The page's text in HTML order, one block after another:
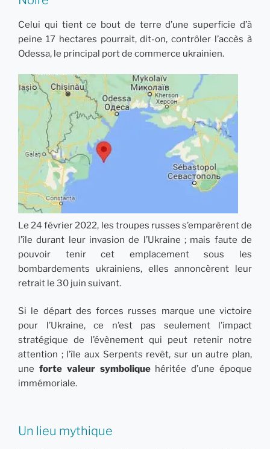
Celui qui tient ce bout de terre d’une superficie d’à
peine 17 hectares pourrait, dit-on, contrôler l’accès à
Odessa, le principal port de commerce ukrainien.
Le 24 février 2022, les troupes russes s’emparèrent de
l’île durant leur invasion de l’Ukraine ; mais faute de
pouvoir tenir cet emplacement sous les
bombardements ukrainiens, elles annoncèrent leur
retrait le 30 juin suivant.
Si le départ des forces russes marque une victoire
pour l’Ukraine, ce n’est pas seulement l’impact
stratégique de l’évènement qui peut retenir notre
attention ; l’île aux Serpents revêt, sur un autre plan,
une forte valeur symboliquehéritée d’une époque
immémoriale.
Un lieu mythique